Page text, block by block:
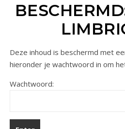
Deze inhoud is beschermd met
hieronder je wachtwoord in om
Wachtwoord: